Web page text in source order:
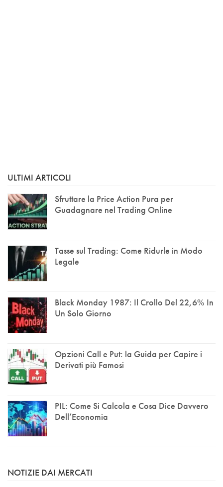
ULTIMI ARTICOLI
Sfruttare la Price Action Pura per
Guadagnare nel Trading Online
Tasse sul Trading: Come Ridurle in Modo
Legale
Black Monday 1987: Il Crollo Del 22,6% In
Un Solo Giorno
Opzioni Call e Put: la Guida per Capire i
Derivati più Famosi
PIL: Come Si Calcola e Cosa Dice Davvero
Dell’Economia
NOTIZIE DAI MERCATI